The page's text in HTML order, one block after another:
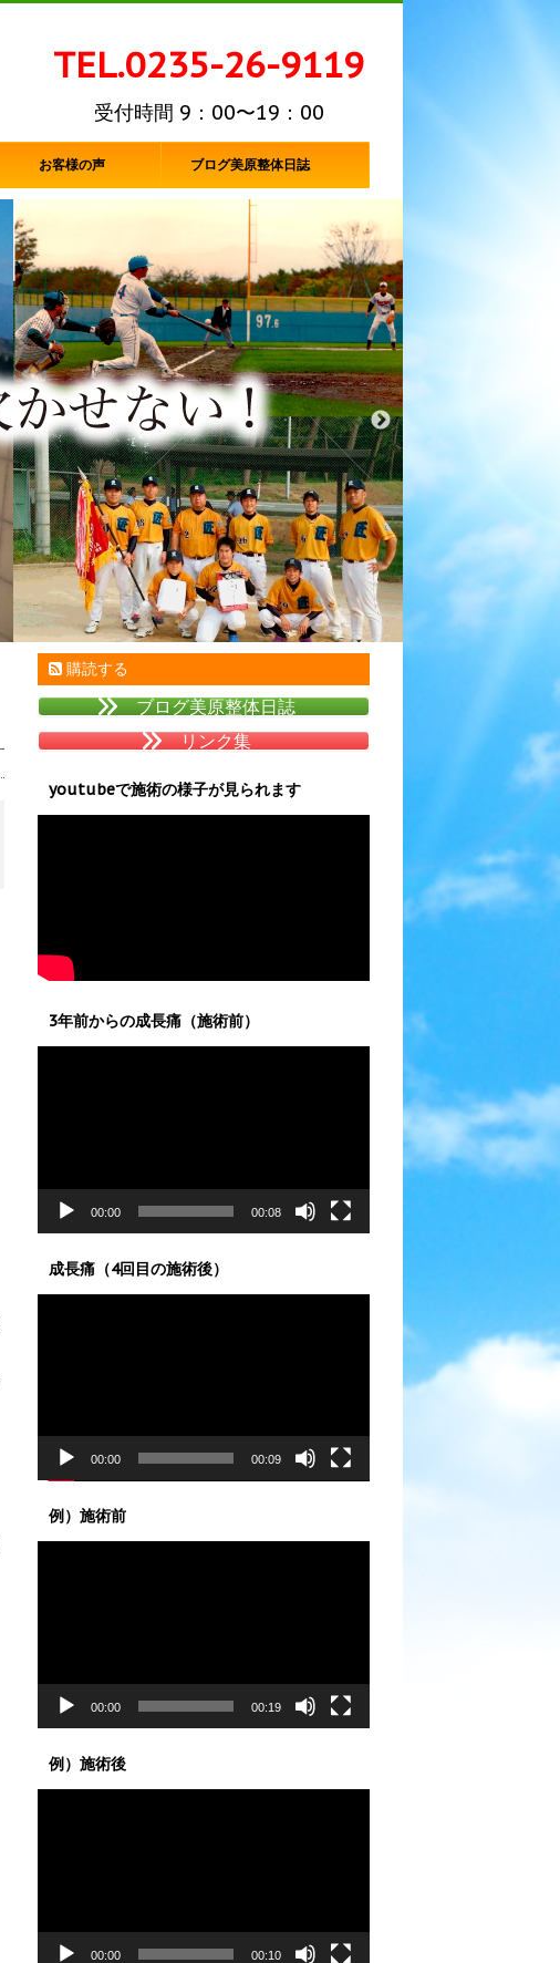
TEL.0235-26-9119
受付時間 9：00〜19：00
お客様の声 ブログ美原整体日誌
購読する
ブログ美原整体日誌
リンク集
youtubeで施術の様子が見られます
3年前からの成長痛（施術前）
00:00 00:08
成長痛（4回目の施術後）
00:00 00:09
例）施術前
00:00 00:19
例）施術後
00:00 00:10